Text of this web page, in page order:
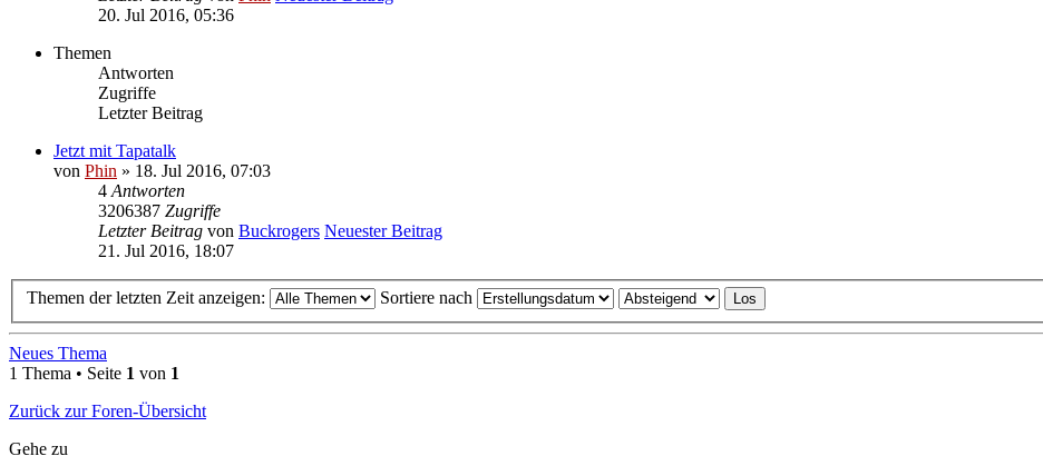
20. Jul 2016, 05:36
Themen
Antworten
Zugriffe
Letzter Beitrag
Jetzt mit Tapatalk
von Phin » 18. Jul 2016, 07:03
4 Antworten
3206387 Zugriffe
Letzter Beitrag von Buckrogers Neuester Beitrag
21. Jul 2016, 18:07
Themen der letzten Zeit anzeigen: Sortiere nach
Neues Thema
1 Thema • Seite 1 von 1
Zurück zur Foren-Übersicht
Gehe zu